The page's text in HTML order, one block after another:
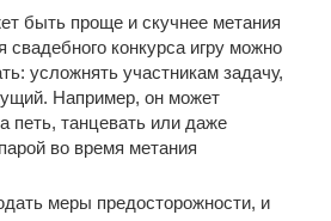
быть проще и скучнее метания
свадебного конкурса игру можно
усложнять участникам задачу,
Например, он может
петь, танцевать или даже
во время метания
меры предосторожности, и